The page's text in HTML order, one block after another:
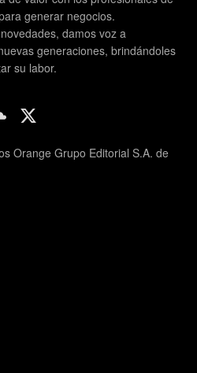
generar negocios.
damos voz a
generaciones, brindándoles
su labor.
Orange Grupo Editorial S.A. de